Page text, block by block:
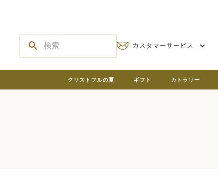
カスタマーサービス
クリストフルの夏 ギフト カトラリー